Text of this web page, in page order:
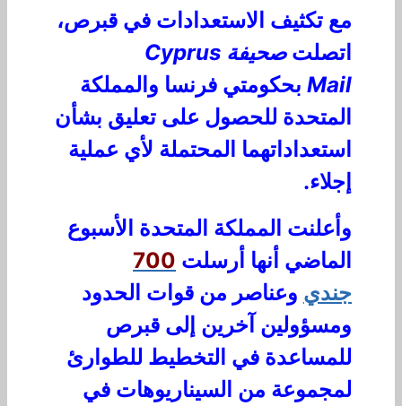
مع تكثيف الاستعدادات في قبرص،
اتصلتصحيفة Cyprus
Mail بحكومتي فرنسا والمملكة
المتحدة للحصول على تعليق بشأن
استعداداتهما المحتملة لأي عملية
إجلاء.
وأعلنت المملكة المتحدة الأسبوع
الماضي أنها أرسلت 700
جندي وعناصر من قوات الحدود
ومسؤولين آخرين إلى قبرص
للمساعدة في التخطيط للطوارئ
لمجموعة من السيناريوهات في